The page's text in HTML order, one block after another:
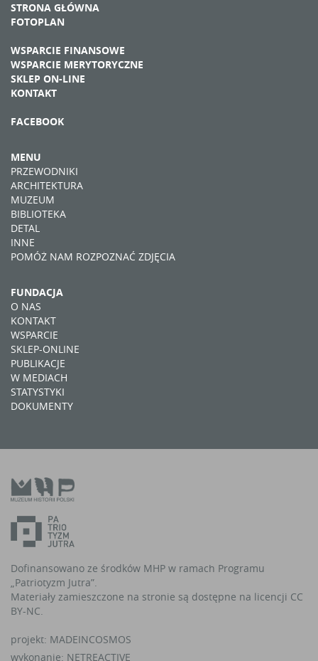
STRONA GŁÓWNA
FOTOPLAN
WSPARCIE FINANSOWE
WSPARCIE MERYTORYCZNE
SKLEP ON-LINE
KONTAKT
FACEBOOK
MENU
PRZEWODNIKI
ARCHITEKTURA
MUZEUM
BIBLIOTEKA
DETAL
INNE
POMÓŻ NAM ROZPOZNAĆ ZDJĘCIA
FUNDACJA
O NAS
KONTAKT
WSPARCIE
SKLEP-ONLINE
PUBLIKACJE
W MEDIACH
STATYSTYKI
DOKUMENTY
Dofinansowano ze środków MHP w ramach Programu
„Patriotyzm Jutra”.
Materiały zamieszczone na stronie są dostępne na licencji CC
BY-NC.
projekt: MADEINCOSMOS
wykonanie: NETREACTIVE